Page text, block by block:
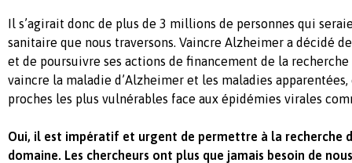
Il s’agirait donc de plus de 3 millions de personnes qui
sanitaire que nous traversons. Vaincre Alzheimer a décidé
et de poursuivre ses actions de financement de la
vaincre la maladie d’Alzheimer et les maladies
proches les plus vulnérables face aux épidémies virales
Oui, il est impératif et urgent de permettre à la recherche
domaine. Les chercheurs ont plus que jamais besoin de